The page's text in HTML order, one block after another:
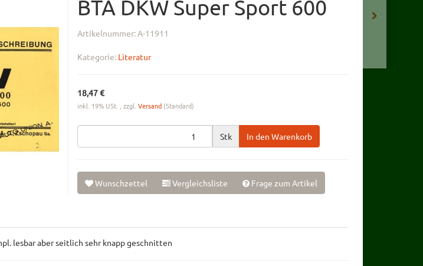
BTA DKW Super Sport 600
Artikelnummer:A-11911
Kategorie: Literatur
18,47 €
inkl. 19% USt. , zzgl. Versand (Standard)
Stk In den Warenkorb
Wunschzettel Vergleichsliste Frage zum Artikel
lesbar aber seitlich sehr knapp geschnitten